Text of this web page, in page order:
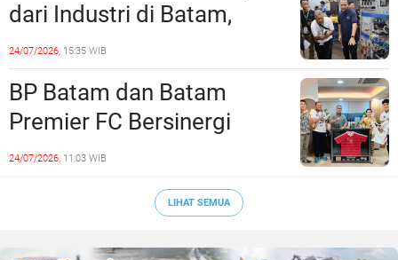
dari Industri di Batam,
Siapkan Lulusan Siap Kerja
Era Digital
24/07/2026, 15:35 WIB
BP Batam dan Batam
Premier FC Bersinergi
Cetak Generasi Emas
24/07/2026, 11:03 WIB
LIHAT SEMUA